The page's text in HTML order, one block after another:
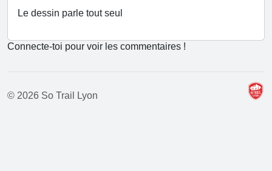
Le dessin parle tout seul
Connecte-toi pour voir les commentaires !
© 2026 So Trail Lyon